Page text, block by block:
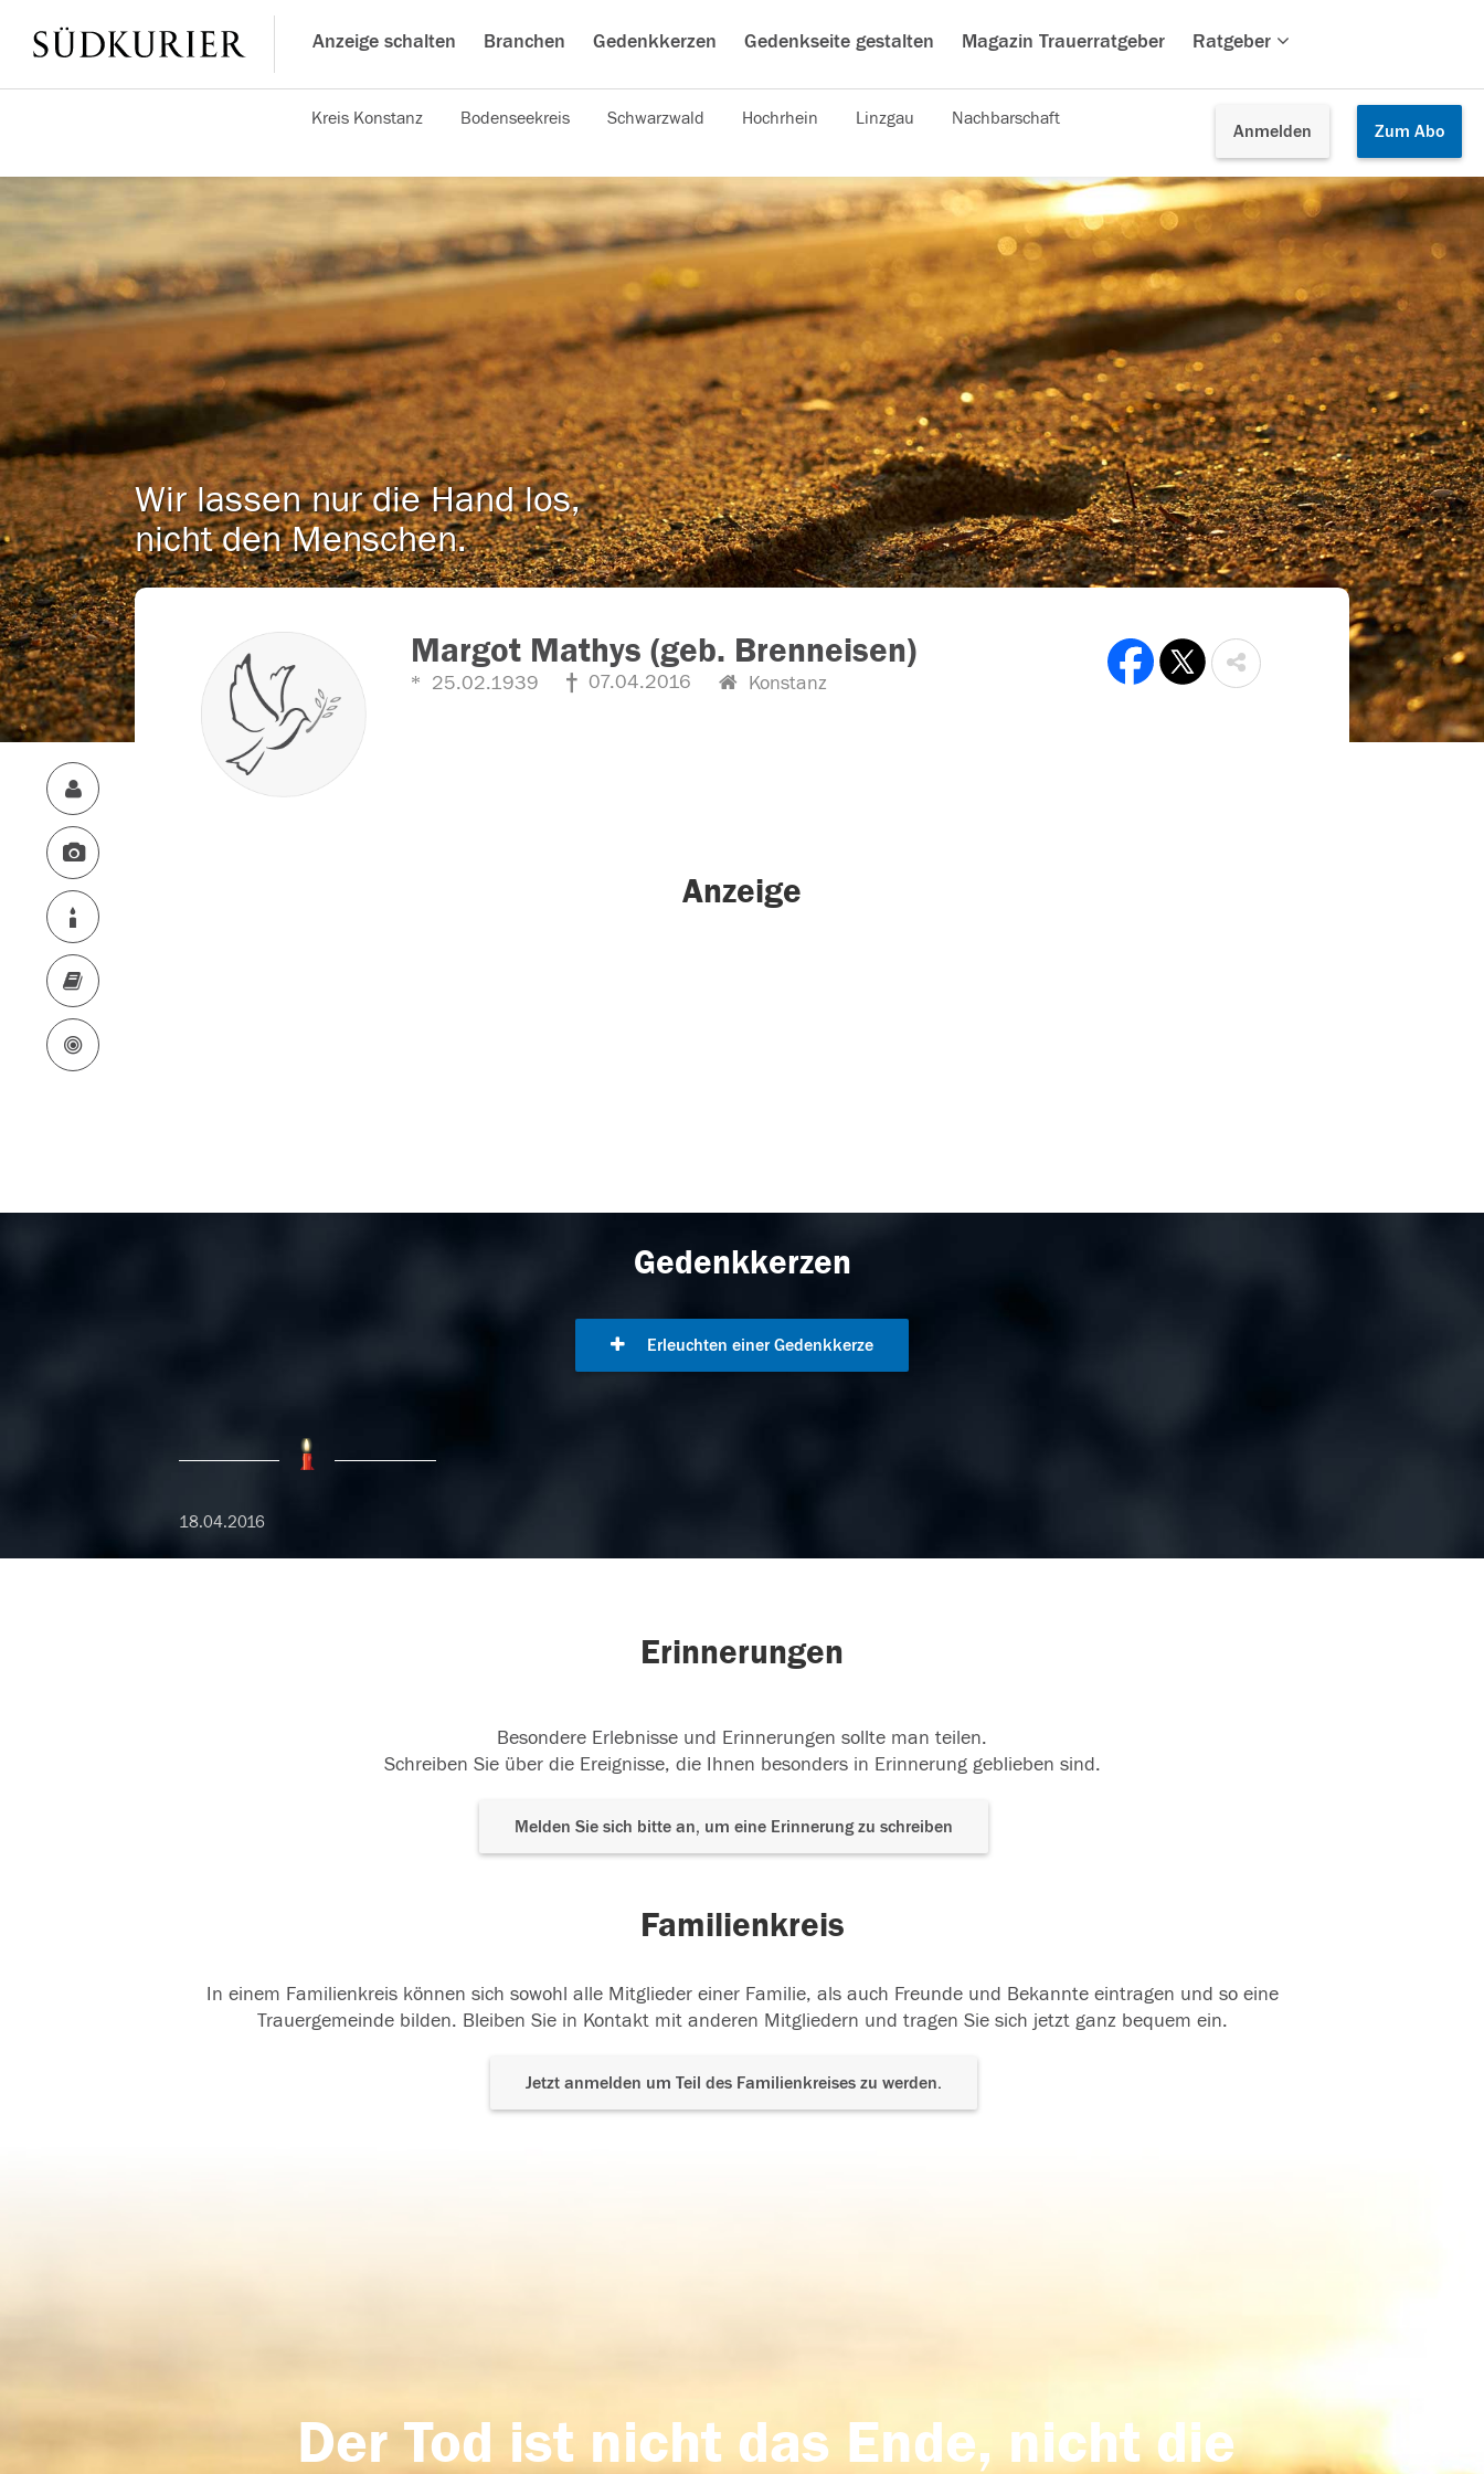
Anzeige schalten Branchen Gedenkkerzen Gedenkseite gestalten Magazin Trauerratgeber Ratgeber
Anmelden Zum Abo
Kreis Konstanz Bodenseekreis Schwarzwald Hochrhein Linzgau Nachbarschaft
Wir lassen nur die Hand los,
nicht den Menschen.
Margot Mathys (geb. Brenneisen)
25.02.1939 07.04.2016 Konstanz
Anzeige
Gedenkkerzen
Erleuchten einer Gedenkkerze
18.04.2016
Erinnerungen
Besondere Erlebnisse und Erinnerungen sollte man teilen.
Schreiben Sie über die Ereignisse, die Ihnen besonders in Erinnerung geblieben sind.
Melden Sie sich bitte an, um eine Erinnerung zu schreiben
Familienkreis
In einem Familienkreis können sich sowohl alle Mitglieder einer Familie, als auch Freunde und Bekannte eintragen und so eine
Trauergemeinde bilden. Bleiben Sie in Kontakt mit anderen Mitgliedern und tragen Sie sich jetzt ganz bequem ein.
Jetzt anmelden um Teil des Familienkreises zu werden.
Der Tod ist nicht das Ende, nicht die